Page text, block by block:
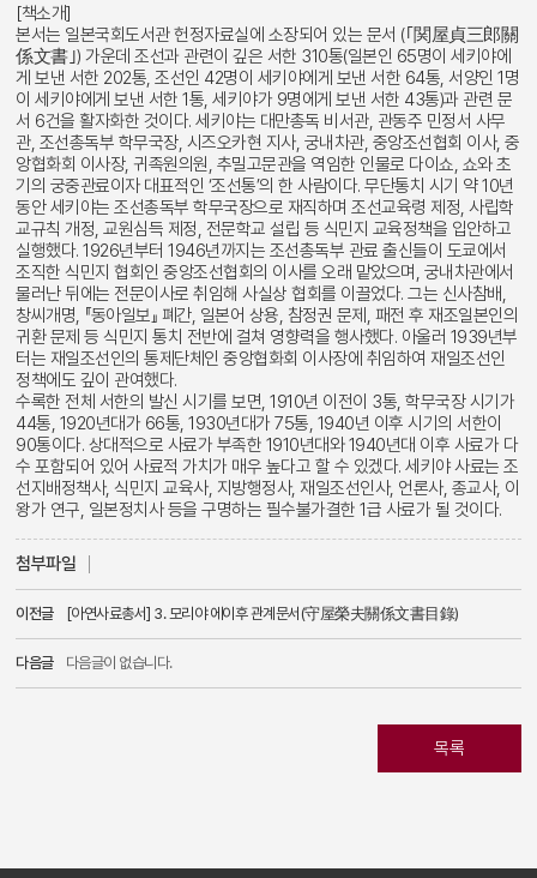
[책소개]
본서는 일본국회도서관 헌정자료실에 소장되어 있는 문서 (｢関屋貞三郎關
係文書｣) 가운데 조선과 관련이 깊은 서한 310통(일본인 65명이 세키야에
게 보낸 서한 202통, 조선인 42명이 세키야에게 보낸 서한 64통, 서양인 1명
이 세키야에게 보낸 서한 1통, 세키야가 9명에게 보낸 서한 43통)과 관련 문
서 6건을 활자화한 것이다. 세키야는 대만총독 비서관, 관동주 민정서 사무
관, 조선총독부 학무국장, 시즈오카현 지사, 궁내차관, 중앙조선협회 이사, 중
앙협화회 이사장, 귀족원의원, 추밀고문관을 역임한 인물로 다이쇼, 쇼와 초
기의 궁중관료이자 대표적인 ‘조선통’의 한 사람이다. 무단통치 시기 약 10년
동안 세키야는 조선총독부 학무국장으로 재직하며 조선교육령 제정, 사립학
교규칙 개정, 교원심득 제정, 전문학교 설립 등 식민지 교육정책을 입안하고
실행했다. 1926년부터 1946년까지는 조선총독부 관료 출신들이 도쿄에서
조직한 식민지 협회인 중앙조선협회의 이사를 오래 맡았으며, 궁내차관에서
물러난 뒤에는 전문이사로 취임해 사실상 협회를 이끌었다. 그는 신사참배,
창씨개명, 『동아일보』 폐간, 일본어 상용, 참정권 문제, 패전 후 재조일본인의
귀환 문제 등 식민지 통치 전반에 걸쳐 영향력을 행사했다. 아울러 1939년부
터는 재일조선인의 통제단체인 중앙협화회 이사장에 취임하여 재일조선인
정책에도 깊이 관여했다.
수록한 전체 서한의 발신 시기를 보면, 1910년 이전이 3통, 학무국장 시기가
44통, 1920년대가 66통, 1930년대가 75통, 1940년 이후 시기의 서한이
90통이다. 상대적으로 사료가 부족한 1910년대와 1940년대 이후 사료가 다
수 포함되어 있어 사료적 가치가 매우 높다고 할 수 있겠다. 세키야 사료는 조
선지배정책사, 식민지 교육사, 지방행정사, 재일조선인사, 언론사, 종교사, 이
왕가 연구, 일본정치사 등을 구명하는 필수불가결한 1급 사료가 될 것이다. ​
첨부파일
이전글 [아연사료총서] 3. 모리야 에이후 관계문서(守屋榮夫關係文書目錄)
다음글 다음글이 없습니다.
목록